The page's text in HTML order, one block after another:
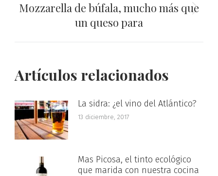
Entrada
siguiente:
Mozzarella de búfala, mucho más que
un queso para
Artículos relacionados
La sidra: ¿el vino del Atlántico?
13 diciembre, 2017
Mas Picosa, el tinto ecológico
que marida con nuestra cocina